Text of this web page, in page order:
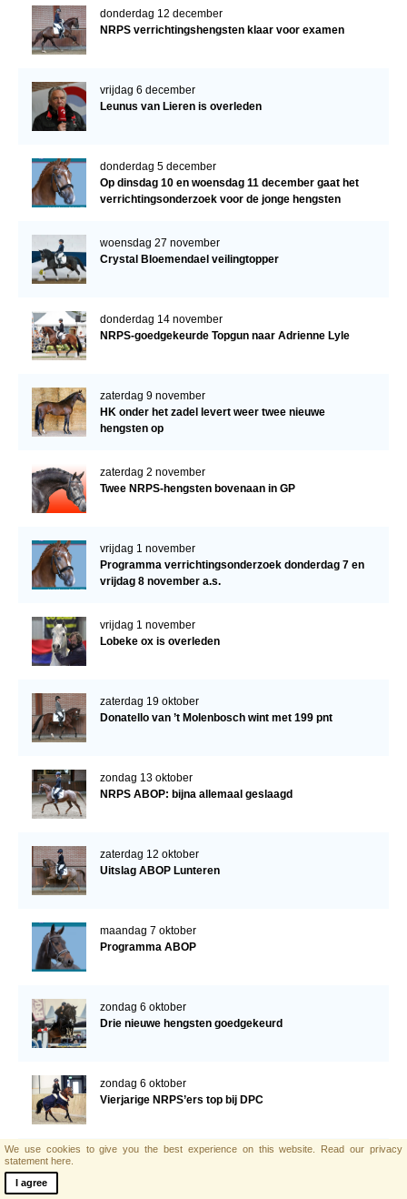
donderdag 12 december
NRPS verrichtingshengsten klaar voor examen
vrijdag 6 december
Leunus van Lieren is overleden
donderdag 5 december
Op dinsdag 10 en woensdag 11 december gaat het
verrichtingsonderzoek voor de jonge hengsten
woensdag 27 november
Crystal Bloemendael veilingtopper
donderdag 14 november
NRPS-goedgekeurde Topgun naar Adrienne Lyle
zaterdag 9 november
HK onder het zadel levert weer twee nieuwe
hengsten op
zaterdag 2 november
Twee NRPS-hengsten bovenaan in GP
vrijdag 1 november
Programma verrichtingsonderzoek donderdag 7 en
vrijdag 8 november a.s.
vrijdag 1 november
Lobeke ox is overleden
zaterdag 19 oktober
Donatello van ’t Molenbosch wint met 199 pnt
zondag 13 oktober
NRPS ABOP: bijna allemaal geslaagd
zaterdag 12 oktober
Uitslag ABOP Lunteren
maandag 7 oktober
Programma ABOP
zondag 6 oktober
Drie nieuwe hengsten goedgekeurd
zondag 6 oktober
Vierjarige NRPS’ers top bij DPC
We use cookies to give you the best experience on this website. Read our privacy
statement here.
I agree